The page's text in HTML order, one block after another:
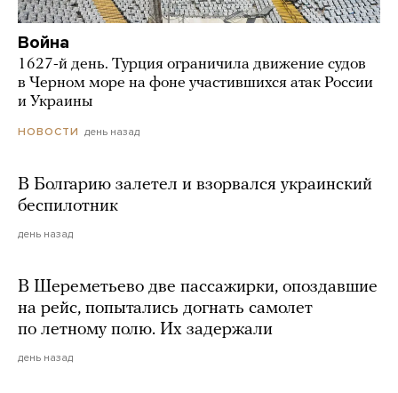
Война
1627-й день. Турция ограничила движение судов
в Черном море на фоне участившихся атак России
и Украины
НОВОСТИ день назад
В Болгарию залетел и взорвался украинский
беспилотник
день назад
В Шереметьево две пассажирки, опоздавшие
на рейс, попытались догнать самолет
по летному полю. Их задержали
день назад